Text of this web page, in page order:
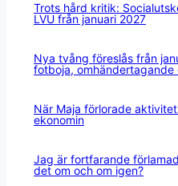
Trots hård kritik:
LVU från januari 2027
Nya tvång föreslås från
fotboja, omhändertagande
När Maja förlorade
ekonomin
Jag är fortfarande
det om och om igen?